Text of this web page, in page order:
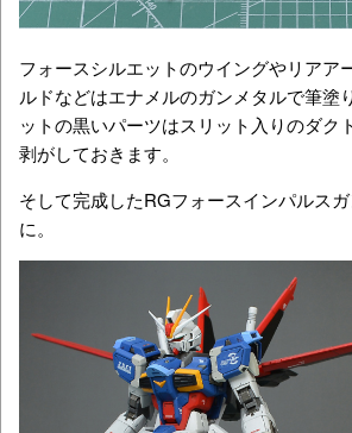
フォースシルエットのウイングやリアア
ルドなどはエナメルのガンメタルで筆塗
ットの黒いパーツはスリット入りのダク
剥がしておきます。
そして完成したRGフォースインパルス
に。